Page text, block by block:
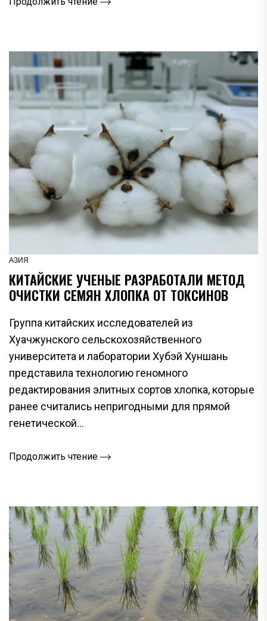
АЗИЯ
КИТАЙСКИЕ УЧЕНЫЕ РАЗРАБОТАЛИ МЕТОД
ОЧИСТКИ СЕМЯН ХЛОПКА ОТ ТОКСИНОВ
Группа китайских исследователей из
Хуачжунского сельскохозяйственного
университета и лаборатории Хубэй Хуншань
представила технологию геномного
редактирования элитных сортов хлопка, которые
ранее считались непригодными для прямой
генетической...
Продолжить чтение